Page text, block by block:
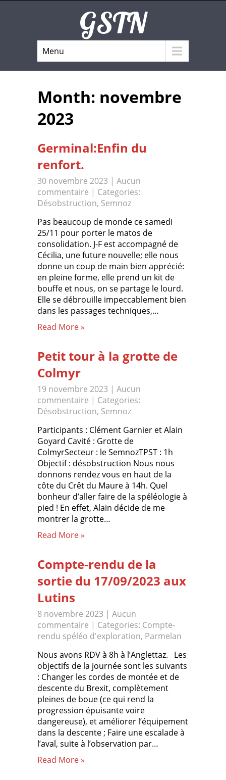
GSTN
Menu
Month: novembre
2023
Germinal:Enfin du
renfort.
30 novembre 2023 | Aucun
commentaire | Categories:
Désobstruction, Semnoz
Pas beaucoup de monde ce samedi
25/11 pour porter le matos de
consolidation. J-F est accompagné de
Cécilia, une future nouvelle; elle nous
donne un coup de main bien apprécié:
en pleine forme, elle prend un kit de
bouffe et nous, on se partage le lourd.
Elle se débrouille impeccablement bien
dans les passages techniques,…
Read More »
Petit tour à la grotte de
Colmyr
19 novembre 2023 | Aucun
commentaire | Categories:
Désobstruction, Semnoz
Participants : Clément Garnier et Alain
Goyard Cavité : Grotte de
ColmyrSecteur : le SemnozTPST : 1h
Objectif : désobstruction Nous nous
donnons rendez vous en haut de la
côte du Crêt du Maure à 14h. Quel
bonheur d’aller faire de la spéléologie à
pied ! En effet, Alain décide de me
montrer la grotte…
Read More »
Compte-rendu de la
sortie du 17/09/2023 aux
Lutins
8 novembre 2023 | Aucun
commentaire | Categories: Compte-
rendu spéléo d'exploration, Parmelan
Nous avons RDV à 8h à l’Anglettaz. Les
objectifs de la journée sont les suivants
: Changer les cordes de montée et de
descente du Brexit, complètement
pleines de boue (ce qui rend la
progression épuisante voire
dangereuse), et améliorer l’équipement
dans la descente ; Faire une escalade à
l’aval, suite à l’observation par…
Read More »